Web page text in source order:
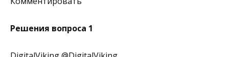
Решения вопроса 1